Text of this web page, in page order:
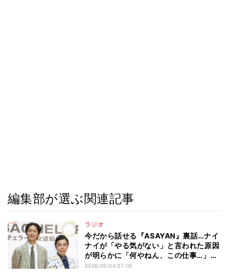
編集部が選ぶ関連記事
ラジオ
今だから話せる『ASAYAN』裏話…ナイ
ナイが「やる気がない」と言われた原因
が明らかに「何やねん、この仕事…」
「困ってた」
2026/05/04 07:00